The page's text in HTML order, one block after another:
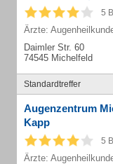
5
Ärzte:
Daimler Str. 60
74545 Michelfeld
Standardtreffer
Augenzentrum
Kapp
5
Ärzte: